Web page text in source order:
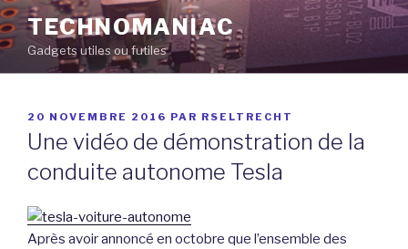
Aller
au
contenu
principal
TECHNOMANIAC
Gadgets utiles ou futiles
PUBLIÉ
LE
20 NOVEMBRE 2016 PAR RSELTRECHT
Une vidéo de démonstration de la
conduite autonome Tesla
Après avoir annoncé en octobre que l’ensemble des